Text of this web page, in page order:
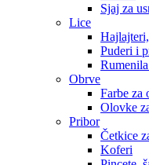
Sjaj za
Lice
Puderi i
Obrve
Farbe za
Olovke
Pribor
Četkice
Koferi